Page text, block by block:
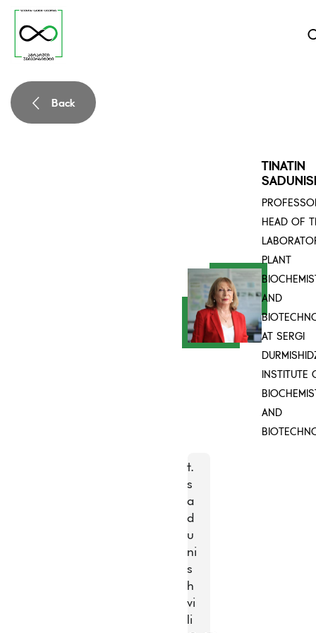
Back
TINATIN
HEAD OF
PLANT
AND
AT SERGI
INSTITUTE
AND
t.
s
a
d
u
ni
s
h
vi
li